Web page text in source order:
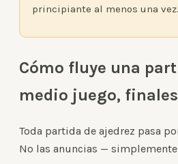
principiante al menos una vez.
Cómo fluye una
medio juego, finales
Toda partida de ajedrez pasa
No las anuncias —